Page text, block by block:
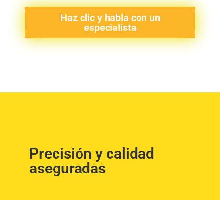
Haz clic y habla con un
especialista
Precisión y calidad
aseguradas